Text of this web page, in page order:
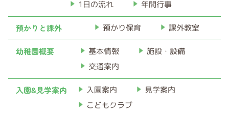
1日の流れ 年間行事
預かりと課外 預かり保育 課外教室
幼稚園概要 基本情報 施設・設備
交通案内
入園&見学案内 入園案内 見学案内
こどもクラブ